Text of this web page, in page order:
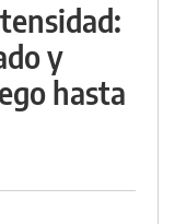
y
hasta